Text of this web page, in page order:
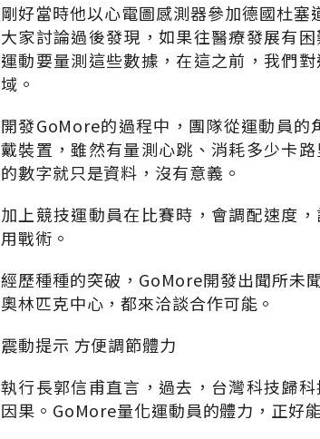
剛好當時他以心電圖感測器參加德國杜塞
大家討論過後發現，如果往醫療發展有
運動要量測這些數據，在這之前，我們
域。
開發GoMore的過程中，團隊從運動員
戴裝置，雖然有量測心跳、消耗多少卡
的數字就只是資料，沒有意義。
加上競技運動員在比賽時，會調配速度
用戰術。
經歷種種的突破，GoMore開發出聞所未
奧林匹克中心，都來洽談合作可能。
震動提示 方便調節體力
執行長郭信甫直言，過去，台灣科技歸
因果。GoMore量化運動員的體力，正好